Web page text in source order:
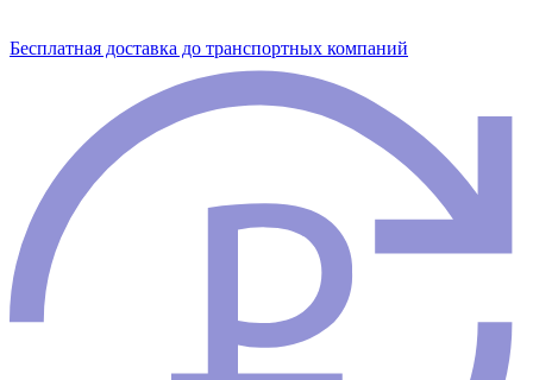
Бесплатная доставка до транспортных компаний